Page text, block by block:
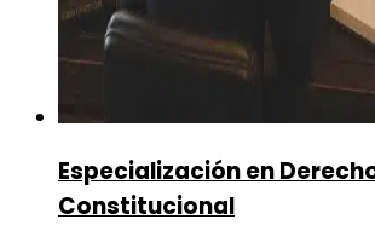
Especialización en
Constitucional